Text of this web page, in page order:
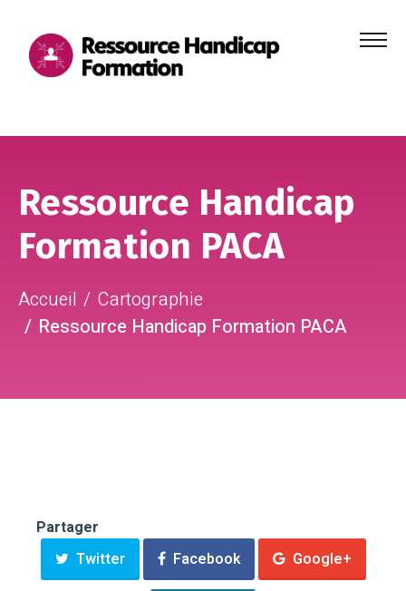
Menu
Ressource Handicap
Formation PACA
Accueil
Cartographie
Ressource Handicap Formation PACA
Partager
Twitter
Facebook Google+